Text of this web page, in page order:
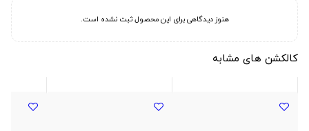
هنوز دیدگاهی برای این محصول ثبت نشده است.
کالکشن های مشابه